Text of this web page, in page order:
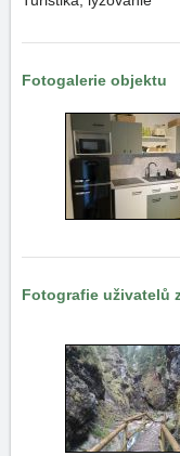
Fotogalerie objektu
Fotografie uživatelů